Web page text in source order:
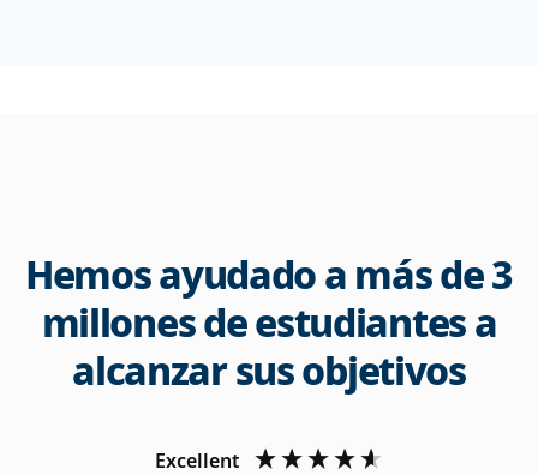
Hemos ayudado a más de 3
millones de estudiantes a
alcanzar sus objetivos
Excellent